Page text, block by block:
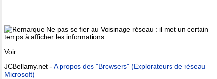
Ne pas se fier au Voisinage réseau : il met un certain
temps à afficher les informations.
Voir :
JCBellamy.net - A propos des "Browsers" (Explorateurs de réseau
Microsoft)